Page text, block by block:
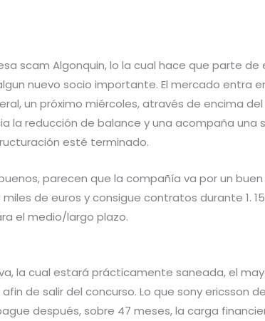
scam Algonquin, lo la cual hace que parte de
nuevo socio importante. El mercado entra
un próximo miércoles, através de encima
la reducción de balance y una acompaña una
esté terminado.
parecen que la compañía va por un
de euros y consigue contratos durante 1.
el medio/largo plazo.
la cual estará prácticamente saneada, el
de salir del concurso. Lo que sony ericsson
después, sobre 47 meses, la carga